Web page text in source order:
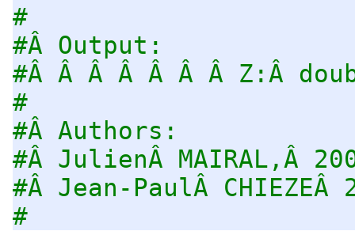
#
#Â Output:
#Â Â Â Â Â Â Â Z:Â
#
#Â Authors:
#Â JulienÂ MAIRAL,Â
#Â Jean-PaulÂ
#